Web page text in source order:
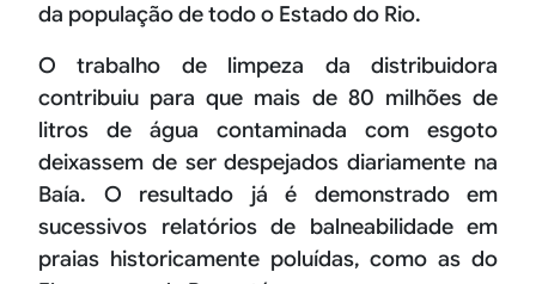
da população de todo o Estado do Rio.
O trabalho de limpeza da distribuidora
contribuiu para que mais de 80 milhões de
litros de água contaminada com esgoto
deixassem de ser despejados diariamente na
Baía. O resultado já é demonstrado em
sucessivos relatórios de balneabilidade em
praias historicamente poluídas, como as do